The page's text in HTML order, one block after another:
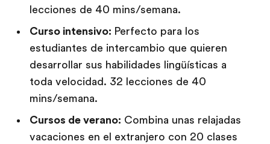
lecciones de 40 mins/semana.
Curso intensivo: Perfecto para los
estudiantes de intercambio que quieren
desarrollar sus habilidades lingüísticas a
toda velocidad. 32 lecciones de 40
mins/semana.
Cursos de verano: Combina unas relajadas
vacaciones en el extranjero con 20 clases